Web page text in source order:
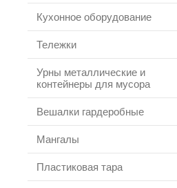
Кухонное оборудование
Тележки
Урны металлические и
контейнеры для мусора
Вешалки гардеробные
Мангалы
Пластиковая тара